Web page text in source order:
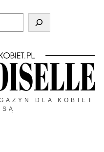
DLA KOBIET